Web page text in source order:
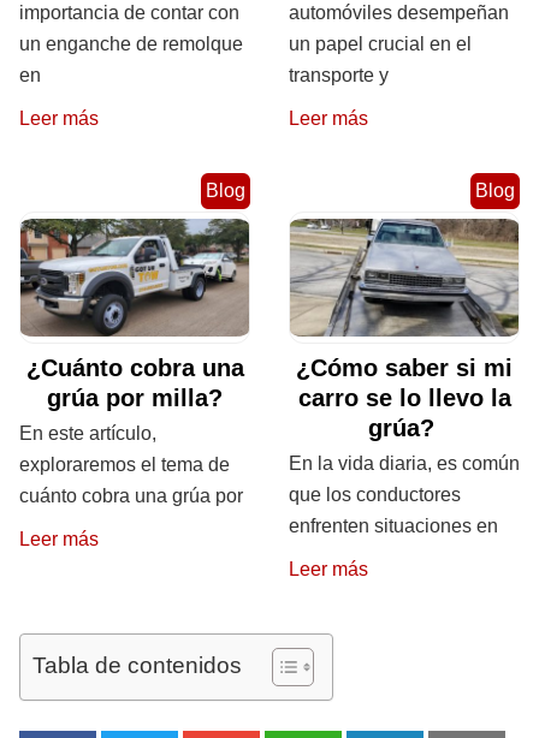
importancia de contar con
un enganche de remolque
en
Leer más
automóviles desempeñan
un papel crucial en el
transporte y
Leer más
Blog
¿Cuánto cobra una
grúa por milla?
En este artículo,
exploraremos el tema de
cuánto cobra una grúa por
Leer más
Blog
¿Cómo saber si mi
carro se lo llevo la
grúa?
En la vida diaria, es común
que los conductores
enfrenten situaciones en
Leer más
Tabla de contenidos